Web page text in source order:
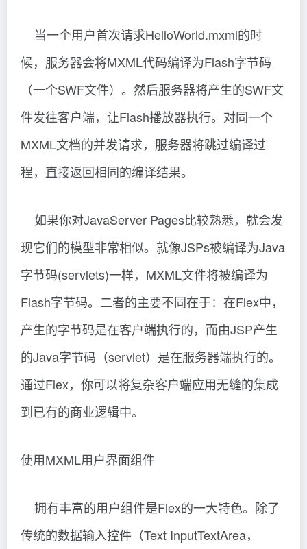
当一个用户首次请求HelloWorld.mxml的时
候，服务器会将MXML代码编译为Flash字节码
（一个SWF文件）。然后服务器将产生的SWF文
件发往客户端，让Flash播放器执行。对同一个
MXML文档的并发请求，服务器将跳过编译过
程，直接返回相同的编译结果。
如果你对JavaServer Pages比较熟悉，就会发
现它们的模型非常相似。就像JSPs被编译为Java
字节码(servlets)一样，MXML文件将被编译为
Flash字节码。二者的主要不同在于：在Flex中，
产生的字节码是在客户端执行的，而由JSP产生
的Java字节码（servlet）是在服务器端执行的。
通过Flex，你可以将复杂客户端应用无缝的集成
到已有的商业逻辑中。
使用MXML用户界面组件
拥有丰富的用户组件是Flex的一大特色。除了
传统的数据输入控件（Text InputTextArea，